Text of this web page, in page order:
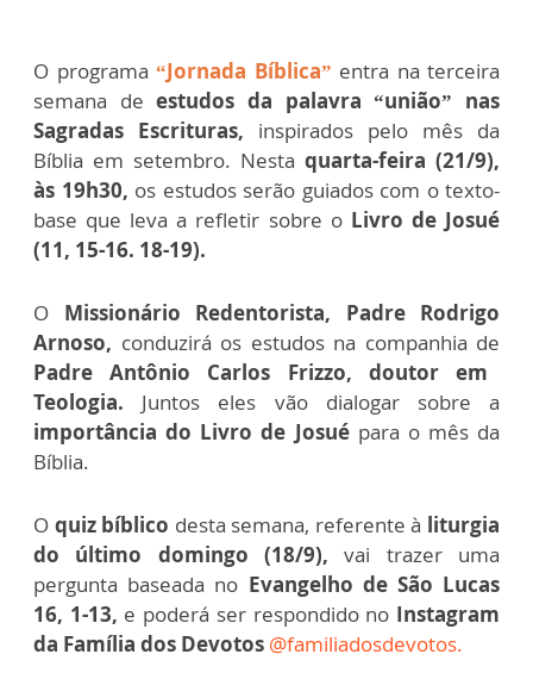
O programa “Jornada Bíblica” entra na terceira
semana deestudos da palavra “união” nas
Sagradas Escrituras, inspirados pelo mês da
Bíblia em setembro. Nesta quarta-feira (21/9),
às 19h30, os estudos serão guiados com o texto-
base que leva a refletir sobre oLivro de Josué
(11, 15-16. 18-19).
O Missionário Redentorista, Padre Rodrigo
Arnoso, conduzirá os estudos na companhia de
Padre Antônio Carlos Frizzo, doutor em
Teologia. Juntos eles vão dialogar sobre a
importância do Livro de Josuépara o mês da
Bíblia.
O quiz bíblico desta semana, referente à liturgia
do último domingo (18/9), vai trazer uma
pergunta baseada no Evangelho de São Lucas
16, 1-13, e poderá ser respondido no Instagram
da Família dos Devotos @familiadosdevotos.